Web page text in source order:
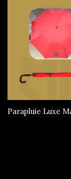
Parapluie Luxe